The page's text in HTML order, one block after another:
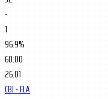
-
1
96.9%
60:00
26.01
CBJ - FLA